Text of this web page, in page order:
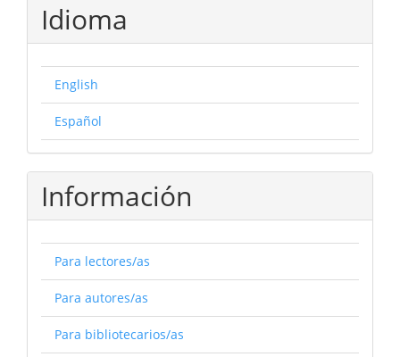
Idioma
English
Español
Información
Para lectores/as
Para autores/as
Para bibliotecarios/as